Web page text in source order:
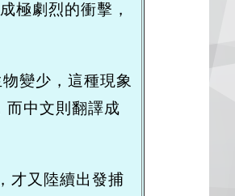
極劇烈的衝擊，
變少，這種現象
而中文則翻譯成
才又陸續出發捕